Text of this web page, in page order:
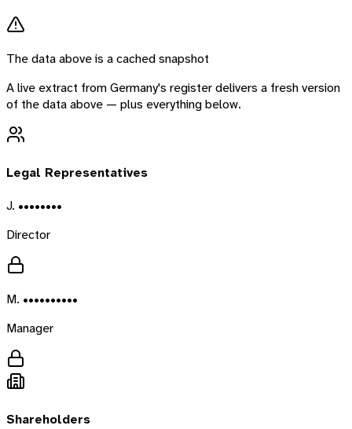
The data above is a cached snapshot
A live extract fromGermany's register delivers a fresh version
of the data above — plus everything below.
Legal Representatives
J. ••••••••
Director
M. ••••••••••
Manager
Shareholders